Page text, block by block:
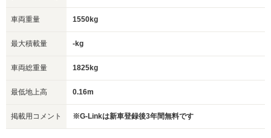
車両重量 1550kg
最大積載量 -kg
車両総重量 1825kg
最低地上高 0.16m
掲載用コメント ※G-Linkは新車登録後3年間無料です